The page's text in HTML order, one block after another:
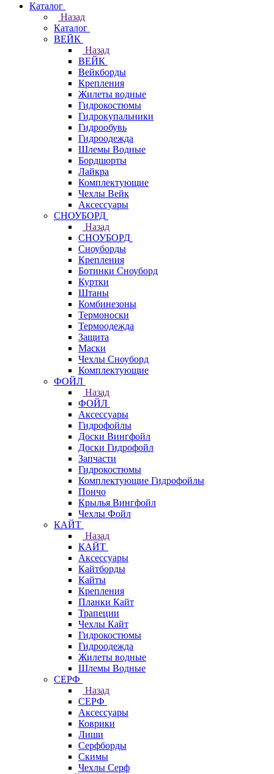
Каталог
Назад
Каталог
ВЕЙК
Назад
ВЕЙК
Вейкборды
Крепления
Жилеты водные
Гидрокостюмы
Гидрокупальники
Гидрообувь
Гидроодежда
Шлемы Водные
Бордшорты
Лайкра
Комплектующие
Чехлы Вейк
Аксессуары
СНОУБОРД
Назад
СНОУБОРД
Сноуборды
Крепления
Ботинки Сноуборд
Куртки
Штаны
Комбинезоны
Термоноски
Термоодежда
Защита
Маски
Чехлы Сноуборд
Комплектующие
ФОЙЛ
Назад
ФОЙЛ
Аксессуары
Гидрофойлы
Доски Вингфойл
Доски Гидрофойл
Запчасти
Гидрокостюмы
Комплектующие Гидрофойлы
Пончо
Крылья Вингфойл
Чехлы Фойл
КАЙТ
Назад
КАЙТ
Аксессуары
Кайтборды
Кайты
Крепления
Планки Кайт
Трапеции
Чехлы Кайт
Гидрокостюмы
Гидроодежда
Жилеты водные
Шлемы Водные
СЕРФ
Назад
СЕРФ
Аксессуары
Коврики
Лиши
Серфборды
Скимы
Чехлы Cерф